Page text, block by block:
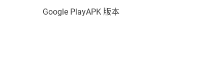
Google PlayAPK 版本